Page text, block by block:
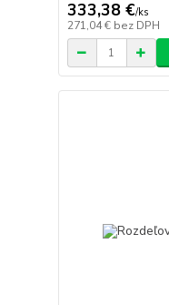
333,38 €/ks
271,04 € bez DPH